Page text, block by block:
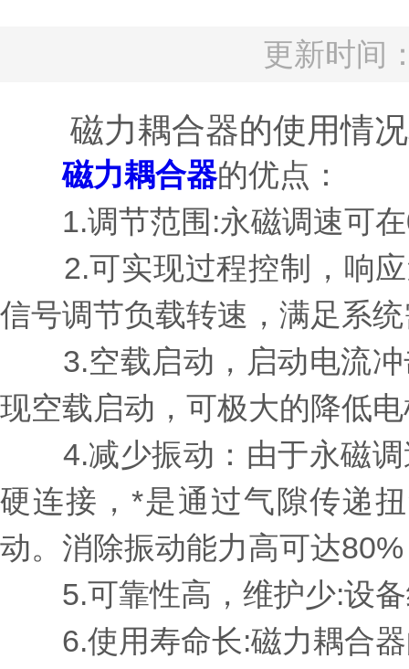
更新时间
磁力耦合器的使用情况
磁力耦合器的优点：
1.调节范围:永磁调速可在
2.可实现过程控制，响应
信号调节负载转速，满足系
3.空载启动，启动电流冲
现空载启动，可极大的降低
4.减少振动：由于永磁调
硬连接，*是通过气隙传递
动。消除振动能力高可达80%
5.可靠性高，维护少:设备
6.使用寿命长:磁力耦合器